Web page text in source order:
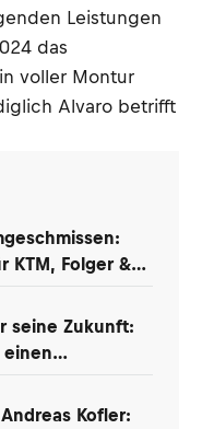
Leistungen
das
voller Montur
Alvaro betrifft
KTM, Folger &
seine Zukunft:
einen
Kofler: